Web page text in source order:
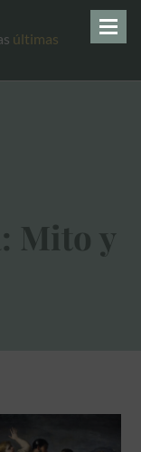
últimas
Mito y